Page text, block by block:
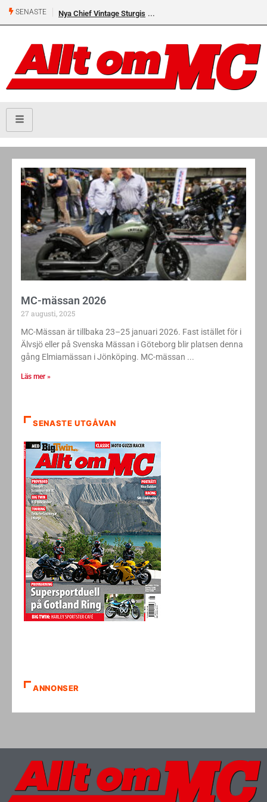
SENASTE Nya Chief Vintage Sturgis
MC-mässan 2026
27 augusti, 2025
MC-Mässan är tillbaka 23–25 januari 2026. Fast istället för i
Älvsjö eller på Svenska Mässan i Göteborg blir platsen denna
gång Elmiamässan i Jönköping. MC-mässan
Läs mer »
SENASTE UTGÅVAN
ANNONSER